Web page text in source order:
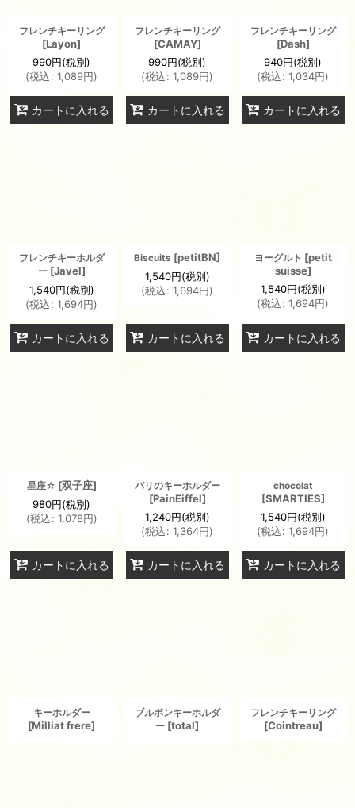
フレンチキーリング
[Layon]
990円(税別)
(税込: 1,089円)
カートに入れる
フレンチキーリング
[CAMAY]
990円(税別)
(税込: 1,089円)
カートに入れる
フレンチキーリング
[Dash]
940円(税別)
(税込: 1,034円)
カートに入れる
フレンチキーホルダ
ー [Javel]
1,540円(税別)
(税込: 1,694円)
カートに入れる
Biscuits [petitBN]
1,540円(税別)
(税込: 1,694円)
カートに入れる
ヨーグルト [petit
suisse]
1,540円(税別)
(税込: 1,694円)
カートに入れる
星座☆ [双子座]
980円(税別)
(税込: 1,078円)
カートに入れる
パリのキーホルダー
[PainEiffel]
1,240円(税別)
(税込: 1,364円)
カートに入れる
chocolat
[SMARTIES]
1,540円(税別)
(税込: 1,694円)
カートに入れる
キーホルダー
[Milliat frere]
ブルボンキーホルダ
ー [total]
フレンチキーリング
[Cointreau]